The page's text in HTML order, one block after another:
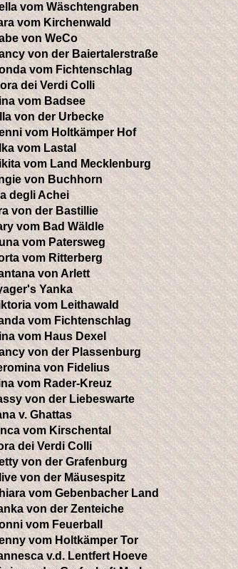
vom Wäschtengraben
vom Kirchenwald
von WeCo
von der Baiertalerstraße
vom Fichtenschlag
dei Verdi Colli
vom Badsee
von der Urbecke
vom Holtkämper Hof
vom Lastal
vom Land Mecklenburg
von Buchhorn
degli Achei
von der Bastillie
vom Bad Wäldle
vom Patersweg
vom Ritterberg
von Arlett
Yanka
vom Leithawald
vom Fichtenschlag
vom Haus Dexel
von der Plassenburg
von Fidelius
vom Rader-Kreuz
von der Liebeswarte
v. Ghattas
vom Kirschental
dei Verdi Colli
von der Grafenburg
von der Mäusespitz
vom Gebenbacher Land
von der Zenteiche
vom Feuerball
vom Holtkämper Tor
v.d. Lentfert Hoeve